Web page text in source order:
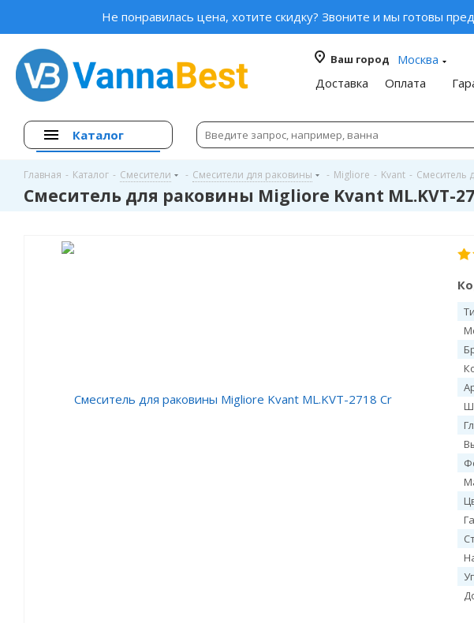
Не понравилась цена, хотите скидку? Звоните и мы готовы
Ваш город
Москва
Доставка
Оплата
Каталог
Главная - Каталог - Смесители - Смесители для раковины - Migliore - Kvant - Смеситель
Смеситель для раковины Migliore Kvant ML.KVT-